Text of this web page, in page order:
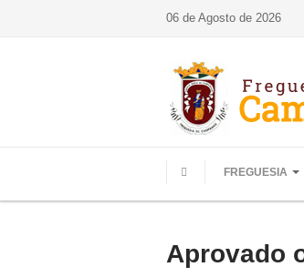
06 de Agosto de 2026
FREGUESIA
Aprovado